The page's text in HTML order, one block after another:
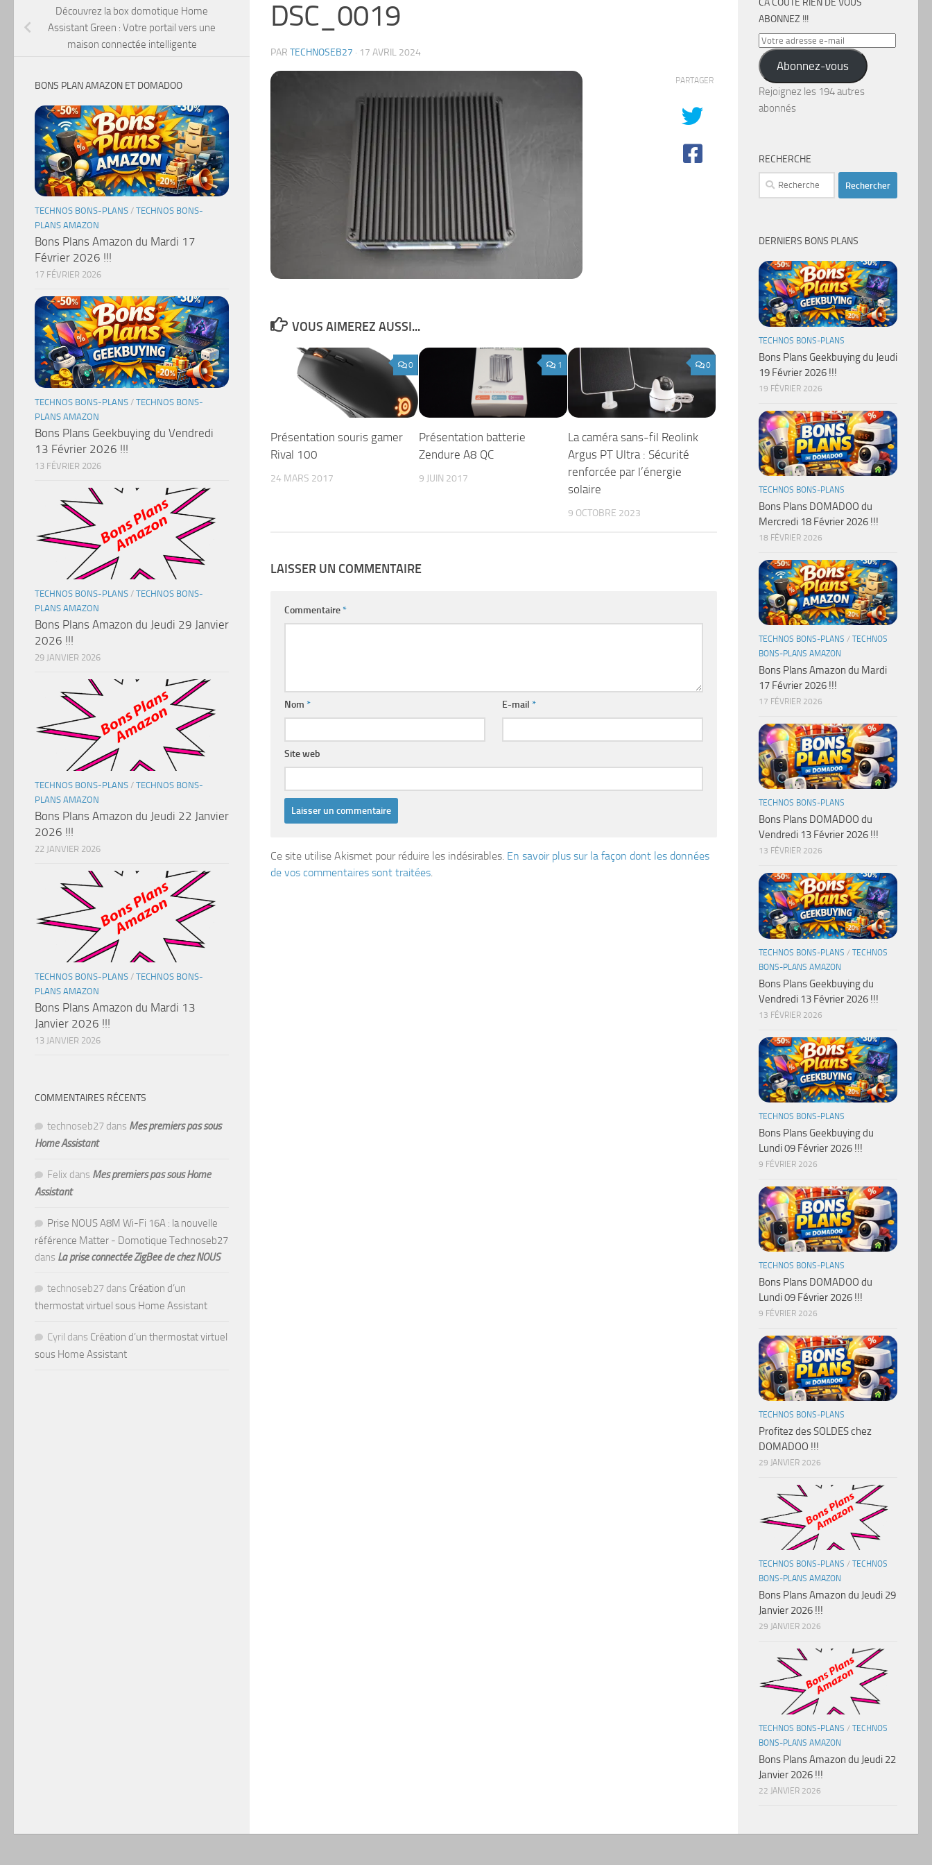
DSC_0019
PAR TECHNOSEB27 · 17 AVRIL 2024
PARTAGER
VOUS AIMEREZ AUSSI...
0
Présentation souris gamer
Rival 100
24 MARS 2017
1
Présentation batterie
Zendure A8 QC
9 JUIN 2017
0
La caméra sans-fil Reolink
Argus PT Ultra : Sécurité
renforcée par l’énergie
solaire
9 OCTOBRE 2023
LAISSER UN COMMENTAIRE
Commentaire*
Nom * E-mail*
Site web
Ce site utilise Akismet pour réduire les indésirables. En savoir plus sur la façon dont les données
de vos commentaires sont traitées
Découvrez la box domotique Home
Assistant Green : Votre portail vers une
maison connectée intelligente
BONS PLAN AMAZON ET DOMADOO
TECHNOS BONS-PLANS / TECHNOS BONS-
PLANS AMAZON
Bons Plans Amazon du Mardi 17
Février 2026 !!!
17 FÉVRIER 2026
TECHNOS BONS-PLANS / TECHNOS BONS-
PLANS AMAZON
Bons Plans Geekbuying du Vendredi
13 Février 2026 !!!
13 FÉVRIER 2026
TECHNOS BONS-PLANS / TECHNOS BONS-
PLANS AMAZON
Bons Plans Amazon du Jeudi 29 Janvier
2026 !!!
29 JANVIER 2026
TECHNOS BONS-PLANS / TECHNOS BONS-
PLANS AMAZON
Bons Plans Amazon du Jeudi 22 Janvier
2026 !!!
22 JANVIER 2026
TECHNOS BONS-PLANS / TECHNOS BONS-
PLANS AMAZON
Bons Plans Amazon du Mardi 13
Janvier 2026 !!!
13 JANVIER 2026
COMMENTAIRES RÉCENTS
technoseb27 dans Mes premiers pas sous
Home Assistant
Felix dans Mes premiers pas sous Home
Assistant
Prise NOUS A8M Wi-Fi 16A : la nouvelle
référence Matter - Domotique Technoseb27
dans La prise connectée ZigBee de chez NOUS
technoseb27 dans Création d’un
thermostat virtuel sous Home Assistant
Cyril dans Création d’un thermostat virtuel
sous Home Assistant
CA COÛTE RIEN DE VOUS
ABONNEZ !!!
Votre
adresse
e-
mail
Abonnez-vous
Rejoignez les 194 autres
abonnés
RECHERCHE
Rechercher :
DERNIERS BONS PLANS
TECHNOS BONS-PLANS
Bons Plans Geekbuying du Jeudi
19 Février 2026 !!!
19 FÉVRIER 2026
TECHNOS BONS-PLANS
Bons Plans DOMADOO du
Mercredi 18 Février 2026 !!!
18 FÉVRIER 2026
TECHNOS BONS-PLANS / TECHNOS
BONS-PLANS AMAZON
Bons Plans Amazon du Mardi
17 Février 2026 !!!
17 FÉVRIER 2026
TECHNOS BONS-PLANS
Bons Plans DOMADOO du
Vendredi 13 Février 2026 !!!
13 FÉVRIER 2026
TECHNOS BONS-PLANS / TECHNOS
BONS-PLANS AMAZON
Bons Plans Geekbuying du
Vendredi 13 Février 2026 !!!
13 FÉVRIER 2026
TECHNOS BONS-PLANS
Bons Plans Geekbuying du
Lundi 09 Février 2026 !!!
9 FÉVRIER 2026
TECHNOS BONS-PLANS
Bons Plans DOMADOO du
Lundi 09 Février 2026 !!!
9 FÉVRIER 2026
TECHNOS BONS-PLANS
Profitez des SOLDES chez
DOMADOO !!!
29 JANVIER 2026
TECHNOS BONS-PLANS / TECHNOS
BONS-PLANS AMAZON
Bons Plans Amazon du Jeudi 29
Janvier 2026 !!!
29 JANVIER 2026
TECHNOS BONS-PLANS / TECHNOS
BONS-PLANS AMAZON
Bons Plans Amazon du Jeudi 22
Janvier 2026 !!!
22 JANVIER 2026